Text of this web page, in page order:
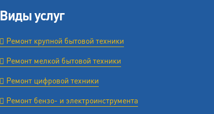
Виды услуг
Ремонт крупной бытовой техники
Ремонт мелкой бытовой техники
Ремонт цифровой техники
Ремонт бензо- и электроинструмента